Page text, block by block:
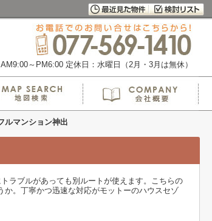
～PM6:00 定休日：水曜日（2月・3月は無休）
ルマンション神出
ラブルがあっても別ルートが使えます。こちらの
。丁寧かつ迅速な対応がモットーのハウスセゾ